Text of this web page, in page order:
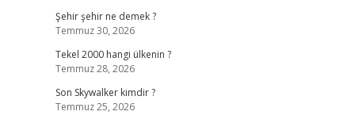
Şehir şehir ne demek ?
Temmuz 30, 2026
Tekel 2000 hangi ülkenin ?
Temmuz 28, 2026
Son Skywalker kimdir ?
Temmuz 25, 2026